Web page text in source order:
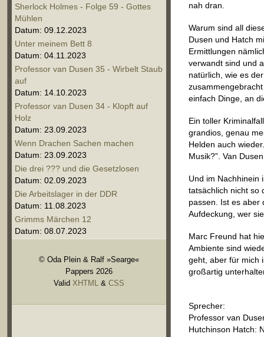
Sherlock Holmes - Folge 59 - Gottes
Mühlen
Datum: 09.12.2023
Unter meinem Bett 8
Datum: 04.11.2023
Professor van Dusen 35 - Wirbelt Staub
auf
Datum: 14.10.2023
Professor van Dusen 34 - Klopft auf
Holz
Datum: 23.09.2023
Wenn Drachen Sachen machen
Datum: 23.09.2023
Die drei ??? und die Gesetzlosen
Datum: 02.09.2023
Die Arbeitslager in der DDR
Datum: 11.08.2023
Grimms Märchen 12
Datum: 08.07.2023
© Oda Plein & Ralf »Searge«
Pappers 2026
Valid XHTML & CSS
nah dran.
Warum sind all
Dusen und Hatch
Ermittlungen
verwandt sind und
natürlich, wie es
einfach Dinge, an
Ein toller
grandios, genau
Helden auch
Musik?”. Van
Und im Nachhinein
tatsächlich nicht so
passen. Ist es aber
Aufdeckung, wer
Marc Freund hat
Ambiente sind
geht, aber für mich
großartig
Sprecher:
Professor van
Hutchinson Hatch: